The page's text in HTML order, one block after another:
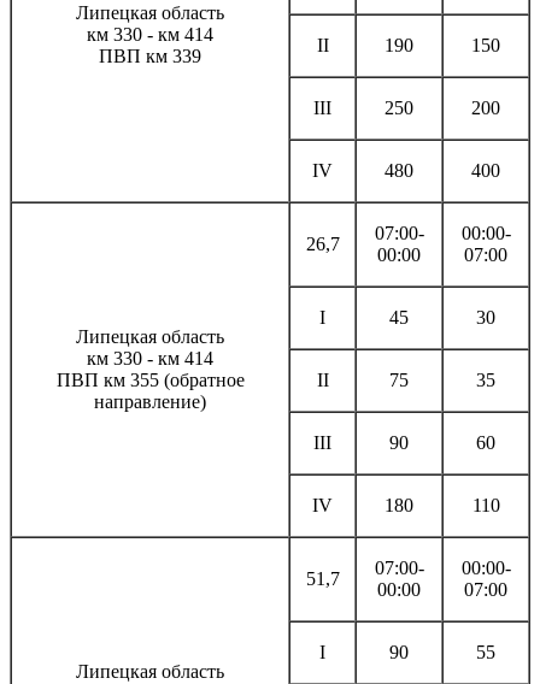
Липецкая область
км 330 - км 414
ПВП км 339
II 190 150
III 250 200
IV 480 400
Липецкая область
км 330 - км 414
ПВП км 355 (обратное
направление)
26,7
07:00-
00:00
00:00-
07:00
I 45 30
II 75 35
III 90 60
IV 180 110
Липецкая область
51,7
07:00-
00:00
00:00-
07:00
I 90 55